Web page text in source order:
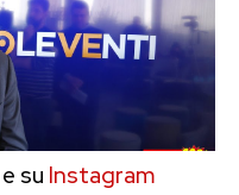
e su Instagram